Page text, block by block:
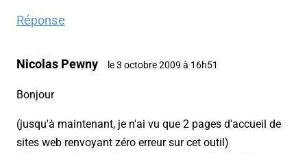
Réponse
Nicolas Pewny le 3 octobre 2009 à 16h51
Bonjour
(jusqu'à maintenant, je n'ai vu que 2 pages d'accueil de
sites web renvoyant zéro erreur sur cet outil)